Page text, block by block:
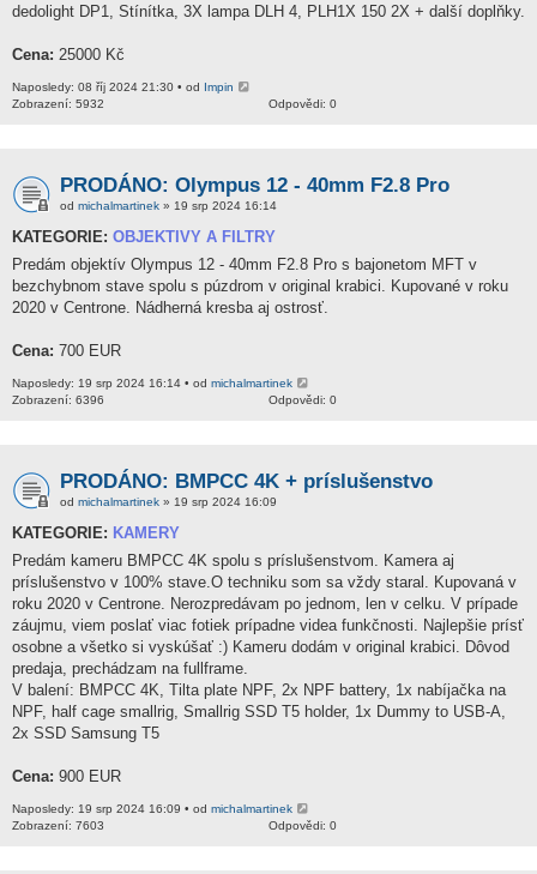
dedolight DP1, Stínítka, 3X lampa DLH 4, PLH1X 150 2X + další doplňky.
Cena: 25000 Kč
Naposledy: 08 říj 2024 21:30 • od Impin
Odpovědi: 0
Zobrazení: 5932
PRODÁNO: Olympus 12 - 40mm F2.8 Pro
od michalmartinek » 19 srp 2024 16:14
KATEGORIE: OBJEKTIVY A FILTRY
Predám objektív Olympus 12 - 40mm F2.8 Pro s bajonetom MFT v
bezchybnom stave spolu s púzdrom v original krabici. Kupované v roku
2020 v Centrone. Nádherná kresba aj ostrosť.
Cena: 700 EUR
Naposledy: 19 srp 2024 16:14 • od michalmartinek
Odpovědi: 0
Zobrazení: 6396
PRODÁNO: BMPCC 4K + príslušenstvo
od michalmartinek » 19 srp 2024 16:09
KATEGORIE: KAMERY
Predám kameru BMPCC 4K spolu s príslušenstvom. Kamera aj
príslušenstvo v 100% stave.O techniku som sa vždy staral. Kupovaná v
roku 2020 v Centrone. Nerozpredávam po jednom, len v celku. V prípade
záujmu, viem poslať viac fotiek prípadne videa funkčnosti. Najlepšie prísť
osobne a všetko si vyskúšať :) Kameru dodám v original krabici. Dôvod
predaja, prechádzam na fullframe.
V balení: BMPCC 4K, Tilta plate NPF, 2x NPF battery, 1x nabíjačka na
NPF, half cage smallrig, Smallrig SSD T5 holder, 1x Dummy to USB-A,
2x SSD Samsung T5
Cena: 900 EUR
Naposledy: 19 srp 2024 16:09 • od michalmartinek
Odpovědi: 0
Zobrazení: 7603